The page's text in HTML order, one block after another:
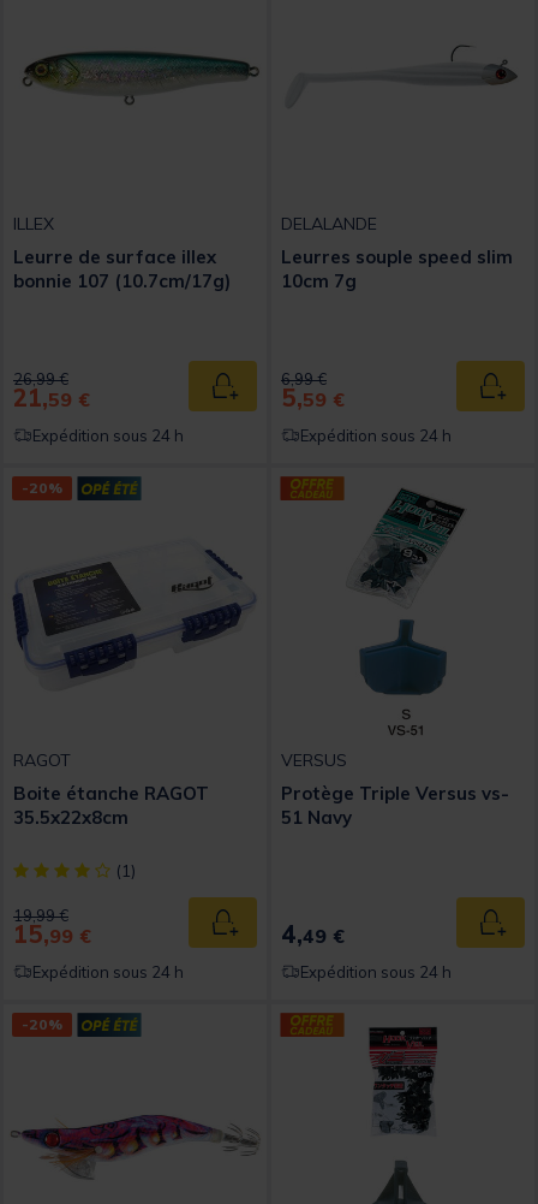
ILLEX
Leurre de surface illex
bonnie 107 (10.7cm/17g)
Price reduced from
26,99 €to
21,59 € Ajouter au panier
Expédition sous 24 h
DELALANDE
Leurres souple speed slim
10cm 7g
Price reduced from
6,99 €to
5,59 €
Expédition sous 24 h
-20%
RAGOT
Boite étanche RAGOT
35.5x22x8cm
[object Object] out of 5 Customer Rating
(1)
Price reduced from
19,99 €to
15,99 € Ajouter au panier
Expédition sous 24 h
VERSUS
Protège Triple Versus vs-
51 Navy
4,49 €
Expédition sous 24 h
-20%